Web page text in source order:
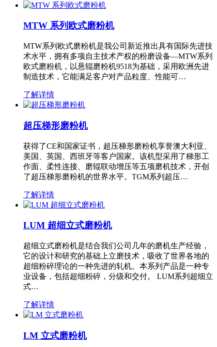
MTW 系列欧式磨粉机
MTW系列欧式磨粉机是我公司新近推出具有国际先进技
术水平，拥有多项自主技术产权的粉磨设备—MTW系列
欧式磨粉机，以悬辊磨粉机9518为基础，采用欧洲先进
制造技术，它能满足客户对产品粒度、性能可…
了解详情
超压梯形磨粉机
获得了CE和国家证书，超压梯形磨粉机享誉澳大利亚、
美国、英国、西班牙等客户国家。该机型采用了梯形工
作面、柔性连接、磨辊联动增压等五项磨机技术，开创
了超压梯形磨粉机的世界水平。TGM系列超压…
了解详情
LUM 超细立式磨粉机
超细立式磨粉机是结合我们公司几年的磨机生产经验，
它的设计和研究的基础上立磨技术，吸收了世界各地的
超细粉碎理论的一种先进的轧机。本系列产品是一种专
业设备，包括超细粉碎，分级和交付。 LUM系列超细立
式…
了解详情
LM 立式磨粉机